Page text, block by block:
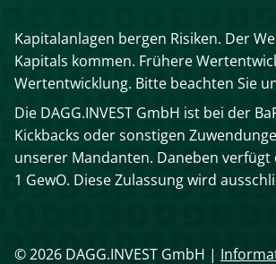
Kapitalanlagen bergen Risiken. Der
Kapitals kommen. Frühere
Wertentwicklung. Bitte beachten Sie
Die DAGG.INVEST GmbH ist bei der
Kickbacks oder sonstigen
unserer Mandanten. Daneben verfügt
1 GewO. Diese Zulassung wird
© 2026 DAGG.INVEST GmbH |